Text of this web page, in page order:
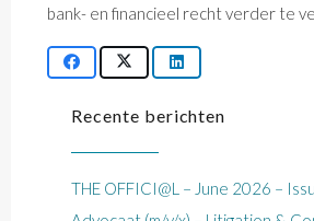
bank- en financieel recht verder te
Recente berichten
THE OFFICI@L – June 2026 –